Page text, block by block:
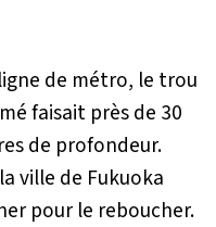
de métro, le trou
faisait près de 30
de profondeur.
ville de Fukuoka
pour le reboucher.